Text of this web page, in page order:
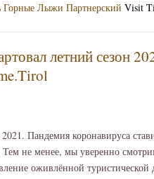
Горные Лыжи Партнерский Visit
летний сезон
Пандемия коронавируса
Тем не менее, мы уверенно
оживлённой туристической